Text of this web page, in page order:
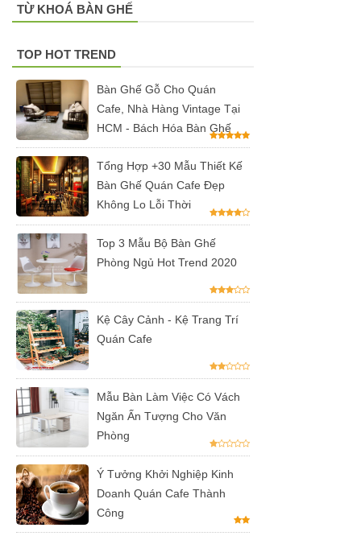
su chân sắt
có tay 249
Bộ bàn ghế
quán cafe
trà sữa nhà
hàng gỗ
cao su
chân sắt
ghế gỗ ash
247
Bàn ghế sắt
cho quán
cafe, quán
ăn sân
vườn, ban
công, sân
Set bàn ghế
tiếp khách
TỪ KHOÁ BÀN GHẾ
TOP HOT TREND
Bàn Ghế Gỗ Cho Quán
Cafe, Nhà Hàng Vintage Tại
HCM - Bách Hóa Bàn Ghế
Tổng Hợp +30 Mẫu Thiết Kế
Bàn Ghế Quán Cafe Đẹp
Không Lo Lỗi Thời
Top 3 Mẫu Bộ Bàn Ghế
Phòng Ngủ Hot Trend 2020
Kệ Cây Cảnh - Kệ Trang Trí
Quán Cafe
Mẫu Bàn Làm Việc Có Vách
Ngăn Ấn Tượng Cho Văn
Phòng
Ý Tưởng Khởi Nghiệp Kinh
Doanh Quán Cafe Thành
Công